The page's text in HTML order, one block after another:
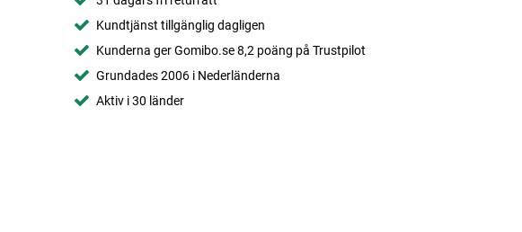
Kundtjänst tillgänglig dagligen
Kunderna ger Gomibo.se 8,2 poäng på Trustpilot
Grundades 2006 i Nederländerna
Aktiv i 30 länder